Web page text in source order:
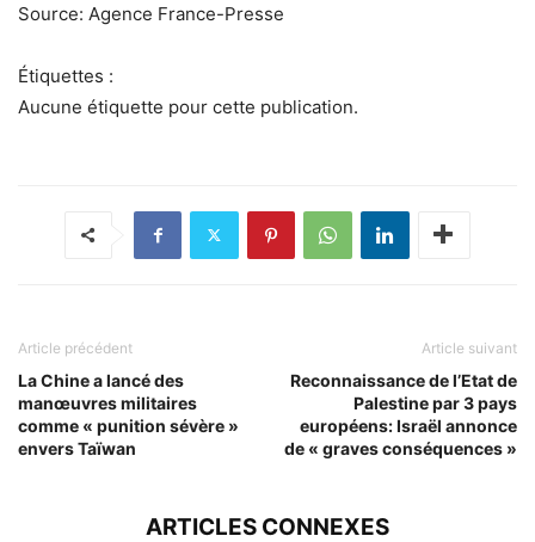
Source: Agence France-Presse
Étiquettes :
Aucune étiquette pour cette publication.
Article précédent
La Chine a lancé des
manœuvres militaires
comme « punition sévère »
envers Taïwan
Article suivant
Reconnaissance de l’Etat de
Palestine par 3 pays
européens: Israël annonce
de « graves conséquences »
ARTICLES CONNEXES